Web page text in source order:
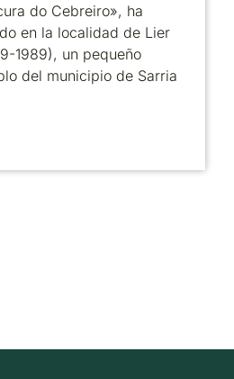
do Cebreiro», ha
en la localidad de Lier
1989), un pequeño
del municipio de Sarria